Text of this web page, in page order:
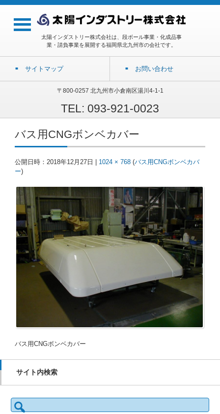
太陽インダストリー株式会社は、段ボール事業・化成品事
業・請負事業を展開する福岡県北九州市の会社です。
サイトマップ お問い合わせ
〒800-0257 北九州市小倉南区湯川4-1-1
TEL: 093-921-0023
バス用CNGボンベカバー
公開日時： 2018年12月27日 1024 × 768 (バス用CNGボンベカバ
ー)
バス用CNGボンベカバー
サイト内検索
検
索: